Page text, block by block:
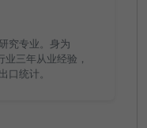
究专业。身为
三年从业经验，
口统计。